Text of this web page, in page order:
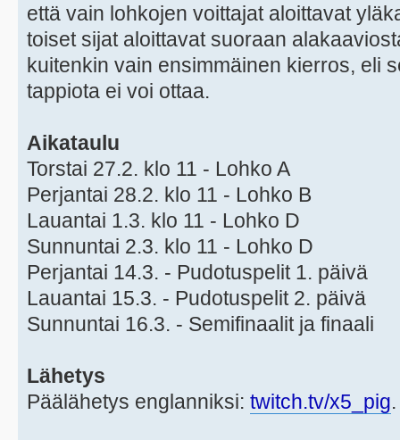
että vain lohkojen voittajat aloittavat
toiset sijat aloittavat suoraan
kuitenkin vain ensimmäinen kierros, eli
tappiota ei voi ottaa.
Aikataulu
Torstai 27.2. klo 11 - Lohko A
Perjantai 28.2. klo 11 - Lohko B
Lauantai 1.3. klo 11 - Lohko D
Sunnuntai 2.3. klo 11 - Lohko D
Perjantai 14.3. - Pudotuspelit 1. päivä
Lauantai 15.3. - Pudotuspelit 2. päivä
Sunnuntai 16.3. - Semifinaalit ja finaali
Lähetys
Päälähetys englanniksi: twitch.tv/x5_pig.